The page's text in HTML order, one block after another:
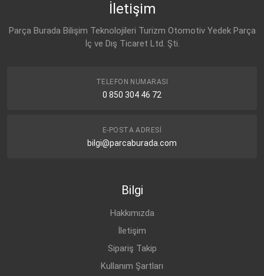
İletişim
Parça Burada Bilişim Teknolojileri Turizm Otomotiv Yedek Parça
İç ve Dış Ticaret Ltd. Şti.
TELEFON NUMARASI
0 850 304 46 72
E-POSTA ADRESI
bilgi@parcaburada.com
Bilgi
Hakkımızda
İletişim
Sipariş Takip
Kullanım Şartları